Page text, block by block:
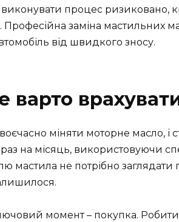
виконувати процес ризиковано,
Професійна заміна мастильних
від швидкого зносу.
міняти моторне масло, і
на місяць, використовуючи
мастила не потрібно заглядати
момент – покупка.